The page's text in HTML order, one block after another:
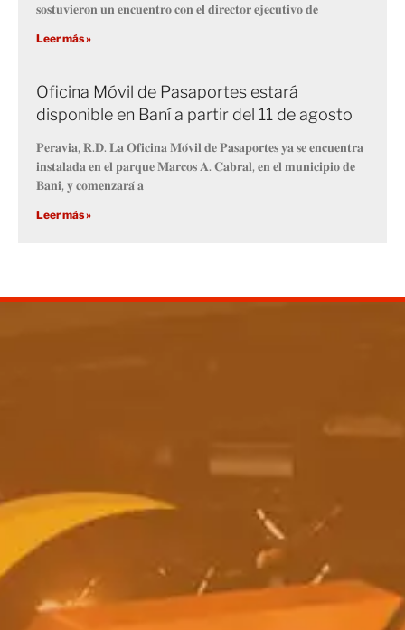
𝐬𝐨𝐬𝐭𝐮𝐯𝐢𝐞𝐫𝐨𝐧 𝐮𝐧 𝐞𝐧𝐜𝐮𝐞𝐧𝐭𝐫𝐨 𝐜𝐨𝐧 𝐞𝐥 𝐝𝐢𝐫𝐞𝐜𝐭𝐨𝐫 𝐞𝐣𝐞𝐜𝐮𝐭𝐢𝐯𝐨 𝐝𝐞
Leer más »
Oficina Móvil de Pasaportes estará
disponible en Baní a partir del 11 de agosto
𝐏𝐞𝐫𝐚𝐯𝐢𝐚, 𝐑.𝐃. 𝐋𝐚 𝐎𝐟𝐢𝐜𝐢𝐧𝐚 𝐌𝐨́𝐯𝐢𝐥 𝐝𝐞 𝐏𝐚𝐬𝐚𝐩𝐨𝐫𝐭𝐞𝐬 𝐲𝐚 𝐬𝐞 𝐞𝐧𝐜𝐮𝐞𝐧𝐭𝐫𝐚
𝐢𝐧𝐬𝐭𝐚𝐥𝐚𝐝𝐚 𝐞𝐧 𝐞𝐥 𝐩𝐚𝐫𝐪𝐮𝐞 𝐌𝐚𝐫𝐜𝐨𝐬 𝐀. 𝐂𝐚𝐛𝐫𝐚𝐥, 𝐞𝐧 𝐞𝐥 𝐦𝐮𝐧𝐢𝐜𝐢𝐩𝐢𝐨 𝐝𝐞
𝐁𝐚𝐧𝐢́, 𝐲 𝐜𝐨𝐦𝐞𝐧𝐳𝐚𝐫𝐚́ 𝐚
Leer más »